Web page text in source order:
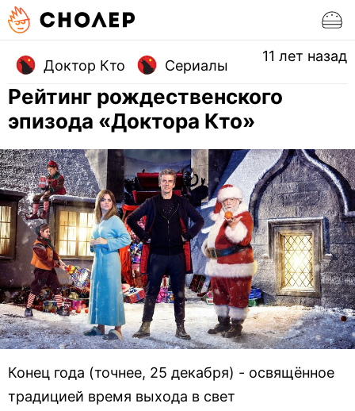
Доктор Кто Сериалы
11 лет назад
Рейтинг рождественского
эпизода «Доктора Кто»
Конец года (точнее, 25 декабря) - освящённое
традицией время выхода в свет